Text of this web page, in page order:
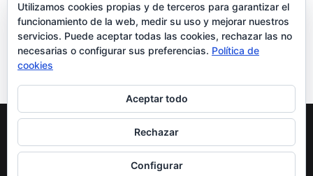
90,00€
Milpiés Gigante
35,00€
Copyright Oficial © 2022 EXOTICPANIMALS |Política
Política de Privacidad
Utilizamos cookies propias y de terceros para garantizar el
funcionamiento de la web, medir su uso y mejorar nuestros
servicios. Puede aceptar todas las cookies, rechazar las no
necesarias o configurar sus preferencias. Política de
cookies
Aceptar todo
Rechazar
Configurar